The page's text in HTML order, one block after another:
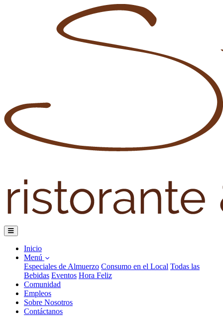
Inicio
Menú
Especiales de Almuerzo Consumo en el Local Todas las
Bebidas Eventos Hora Feliz
Comunidad
Empleos
Sobre Nosotros
Contáctanos